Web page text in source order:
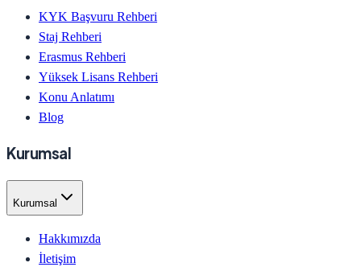
KYK Başvuru Rehberi
Staj Rehberi
Erasmus Rehberi
Yüksek Lisans Rehberi
Konu Anlatımı
Blog
Kurumsal
Kurumsal
Hakkımızda
İletişim